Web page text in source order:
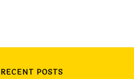
RECENT POSTS